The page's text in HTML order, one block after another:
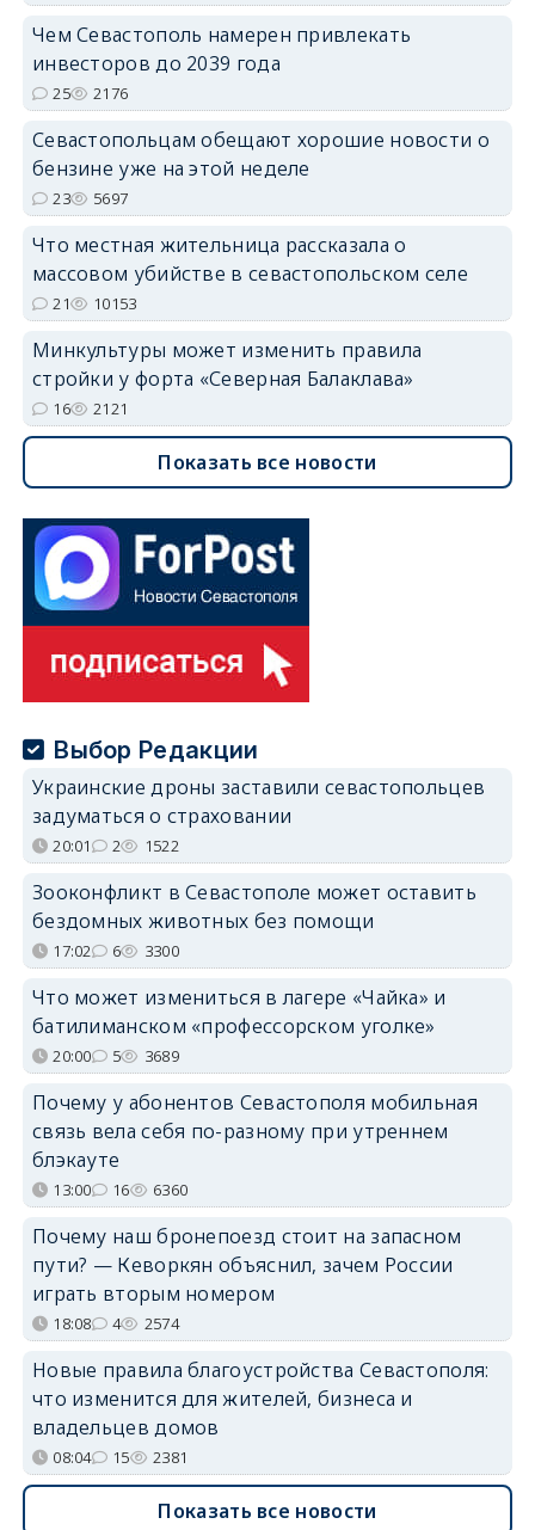
Чем Севастополь намерен привлекать
инвесторов до 2039 года
25 2176
Севастопольцам обещают хорошие новости о
бензине уже на этой неделе
23 5697
Что местная жительница рассказала о
массовом убийстве в севастопольском селе
21 10153
Минкультуры может изменить правила
стройки у форта «Северная Балаклава»
16 2121
Показать все новости
Выбор Редакции
Украинские дроны заставили севастопольцев
задуматься о страховании
20:01 2 1522
Зооконфликт в Севастополе может оставить
бездомных животных без помощи
17:02 6 3300
Что может измениться в лагере «Чайка» и
батилиманском «профессорском уголке»
20:00 5 3689
Почему у абонентов Севастополя мобильная
связь вела себя по-разному при утреннем
блэкауте
13:00 16 6360
Почему наш бронепоезд стоит на запасном
пути? — Кеворкян объяснил, зачем России
играть вторым номером
18:08 4 2574
Новые правила благоустройства Севастополя:
что изменится для жителей, бизнеса и
владельцев домов
08:04 15 2381
Показать все новости